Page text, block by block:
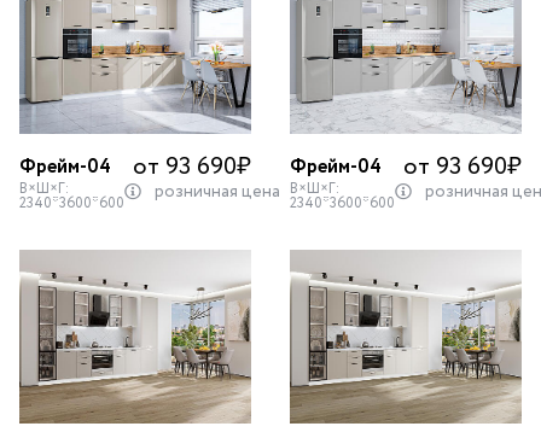
Фрейм-04 от 93 690₽
В×Ш×Г:
2340*3600*600 розничная цена
Фрейм-04 от 93 690₽
В×Ш×Г:
2340*3600*600 розничная